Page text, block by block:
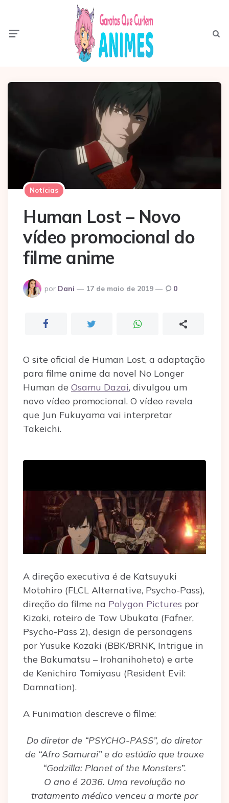
Notícias
Human Lost – Novo
vídeo promocional do
filme anime
Postado
por
por Dani 17 de maio de 2019 0
O site oficial de Human Lost, a adaptação
para filme anime da novel No Longer
Human de Osamu Dazai, divulgou um
novo vídeo promocional. O vídeo revela
que Jun Fukuyama vai interpretar
Takeichi.
A direção executiva é de Katsuyuki
Motohiro (FLCL Alternative, Psycho-Pass),
direção do filme na Polygon Pictures por
Kizaki, roteiro de Tow Ubukata (Fafner,
Psycho-Pass 2), design de personagens
por Yusuke Kozaki (BBK/BRNK, Intrigue in
the Bakumatsu – Irohanihoheto) e arte
de Kenichiro Tomiyasu (Resident Evil:
Damnation).
A Funimation descreve o filme:
Do diretor de “PSYCHO-PASS”, do diretor
de “Afro Samurai” e do estúdio que trouxe
“Godzilla: Planet of the Monsters”.
O ano é 2036. Uma revolução no
tratamento médico venceu a morte por